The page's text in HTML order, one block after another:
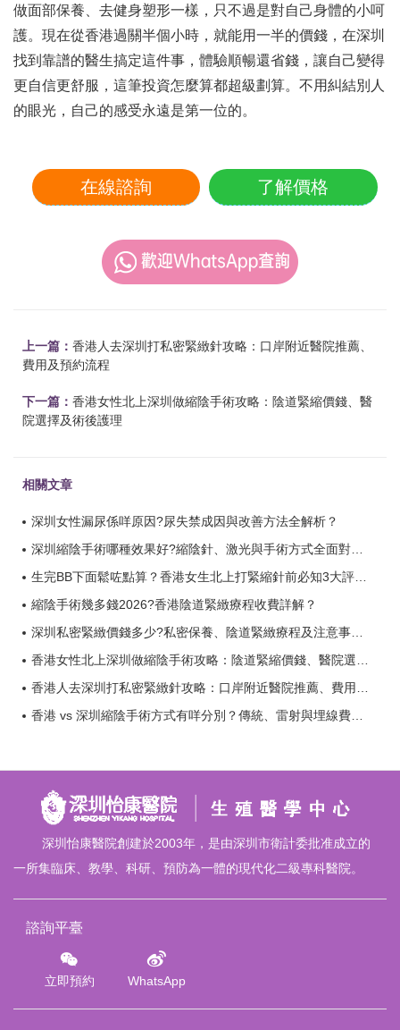
做面部保養、去健身塑形一樣，只不過是對自己身體的小呵
護。現在從香港過關半個小時，就能用一半的價錢，在深圳
找到靠譜的醫生搞定這件事，體驗順暢還省錢，讓自己變得
更自信更舒服，這筆投資怎麼算都超級劃算。不用糾結別人
的眼光，自己的感受永遠是第一位的。
在線諮詢 了解價格
上一篇： 香港人去深圳打私密緊緻針攻略：口岸附近醫院推薦、
費用及預約流程
下一篇： 香港女性北上深圳做縮陰手術攻略：陰道緊縮價錢、醫
院選擇及術後護理
相關文章
深圳女性漏尿係咩原因?尿失禁成因與改善方法全解析？
深圳縮陰手術哪種效果好?縮陰針、激光與手術方式全面對比？
生完BB下面鬆咗點算？香港女生北上打緊縮針前必知3大評估重點？
縮陰手術幾多錢2026?香港陰道緊緻療程收費詳解？
深圳私密緊緻價錢多少?私密保養、陰道緊緻療程及注意事項一次看懂？
香港女性北上深圳做縮陰手術攻略：陰道緊縮價錢、醫院選擇及術後護理？
香港人去深圳打私密緊緻針攻略：口岸附近醫院推薦、費用及預約流程？
香港 vs 深圳縮陰手術方式有咩分別？傳統、雷射與埋線費用比較？
深圳怡康醫院創建於2003年，是由深圳市衛計委批准成立的
一所集臨床、教學、科研、預防為一體的現代化二級專科醫院。
諮詢平臺
立即預約 WhatsApp